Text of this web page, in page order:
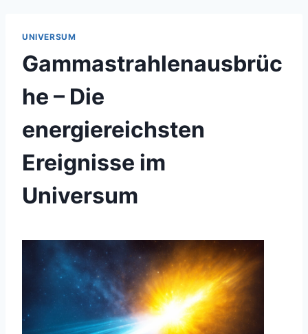
UNIVERSUM
Gammastrahlenausbrüc
he – Die
energiereichsten
Ereignisse im
Universum